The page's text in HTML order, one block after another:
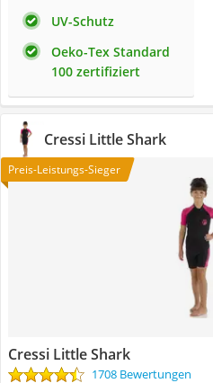
UV-Schutz
Oeko-Tex Standard
100 zertifiziert
Cressi Little Shark
Preis-Leistungs-Sieger
Cressi Little Shark
1708 Bewertungen